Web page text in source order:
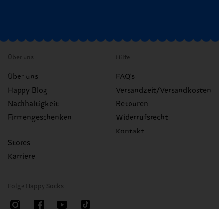
Über uns
Über uns
Happy Blog
Nachhaltigkeit
Firmengeschenken
Stores
Karriere
Hilfe
FAQ's
Versandzeit/Versandkosten
Retouren
Widerrufsrecht
Kontakt
Folge Happy Socks